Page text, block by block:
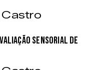
Castro
Sensorial de